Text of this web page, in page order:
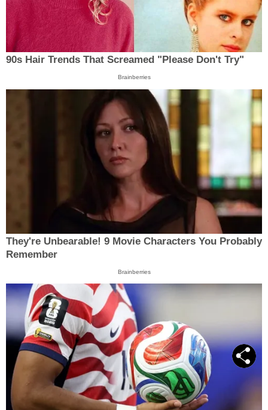
90s Hair Trends That Screamed "Please Don't Try"
Brainberries
They're Unbearable! 9 Movie Characters You Probably
Remember
Brainberries